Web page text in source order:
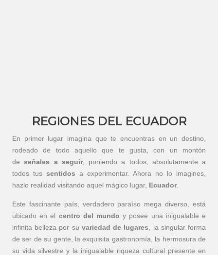
REGIONES DEL ECUADOR
En primer lugar imagina que te encuentras en un destino,
rodeado de todo aquello que te gusta, con un montón
deseñales a seguir, poniendo a todos, absolutamente a
todos tus sentidos a experimentar. Ahora no lo imagines,
hazlo realidad visitando aquel mágico lugar, Ecuador.
Este fascinante país, verdadero paraíso mega diverso, está
ubicado en el centro del mundo y posee una inigualable e
infinita belleza por su variedad de lugares , la singular forma
de ser de su gente, la exquisita gastronomía, la hermosura de
su vida silvestre y la inigualable riqueza cultural presente en